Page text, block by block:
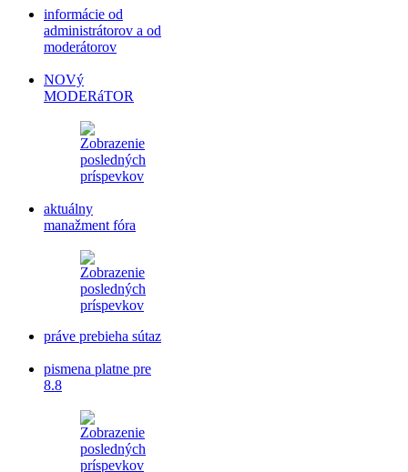
informácie od
administrátorov a od
moderátorov
NOVý
MODERáTOR
aktuálny
manažment fóra
práve prebieha sútaz
pismena platne pre
8.8